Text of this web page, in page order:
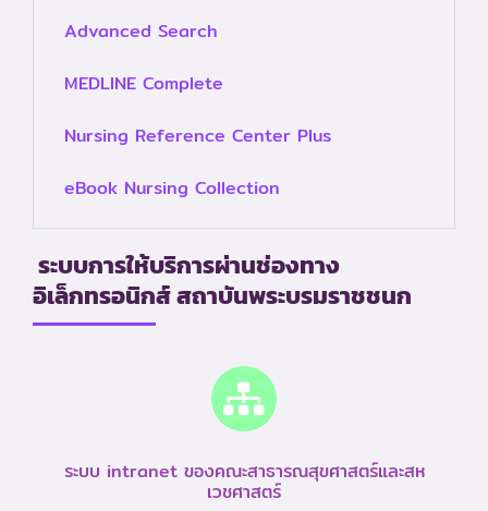
Advanced Search
MEDLINE Complete
Nursing Reference Center Plus
eBook Nursing Collection
ระบบการให้บริการผ่านช่องทาง
อิเล็กทรอนิกส์ สถาบันพระบรมราชชนก
ระบบ intranet ของคณะสาธารณสุขศาสตร์และสห
เวชศาสตร์